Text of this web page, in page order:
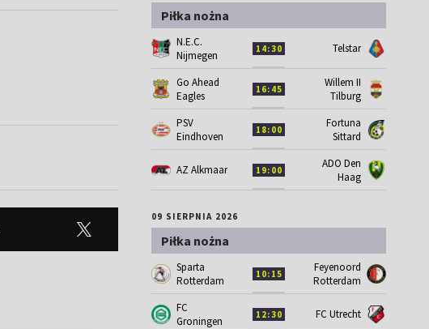
Piłka nożna
N.E.C.
Nijmegen
14:30 Telstar
Go Ahead
Eagles
16:45
Willem II
Tilburg
PSV
Eindhoven
18:00
Fortuna
Sittard
AZ Alkmaar 19:00
ADO Den
Haag
09 SIERPNIA 2026
Piłka nożna
Sparta
Rotterdam
10:15
Feyenoord
Rotterdam
FC
Groningen
12:30 FC Utrecht